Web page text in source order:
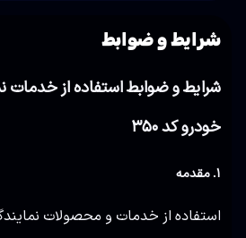
شرایط و ضوابط
شرایط و ضوابط استفاده از خدمات
خودرو کد ۳۵۰
۱. مقدمه
استفاده از خدمات و محصولات